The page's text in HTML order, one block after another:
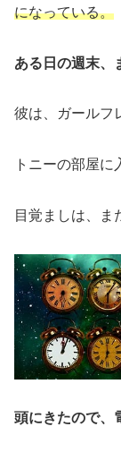
になっている。
ある日の週末、
彼は、ガールフ
トニーの部屋に
目覚ましは、ま
頭にきたので、